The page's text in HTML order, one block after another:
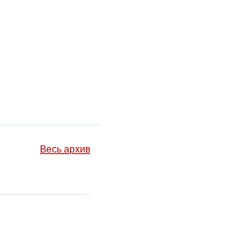
Весь архив